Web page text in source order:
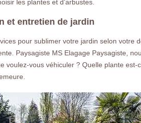
Paysagiste et
devis gratuit.
les plantes et d’arbustes.
et entretien de jardin
pour sublimer votre jardin selon
Paysagiste MS Elagage Paysagiste,
voulez-vous véhiculer ? Quelle plante